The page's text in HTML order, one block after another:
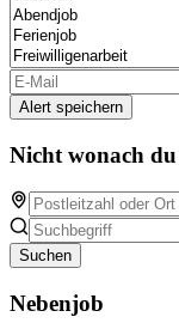
Alert speichern
Nicht wonach
Suchen
Nebenjob